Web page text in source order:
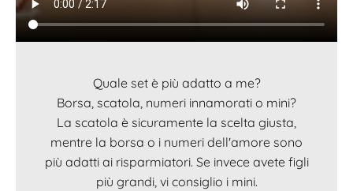
Quale set è più adatto a me?
Borsa, scatola, numeri innamorati o mini?
La scatola è sicuramente la scelta giusta,
mentre la borsa o i numeri dell'amore sono
più adatti ai risparmiatori. Se invece avete figli
più grandi, vi consiglio i mini.